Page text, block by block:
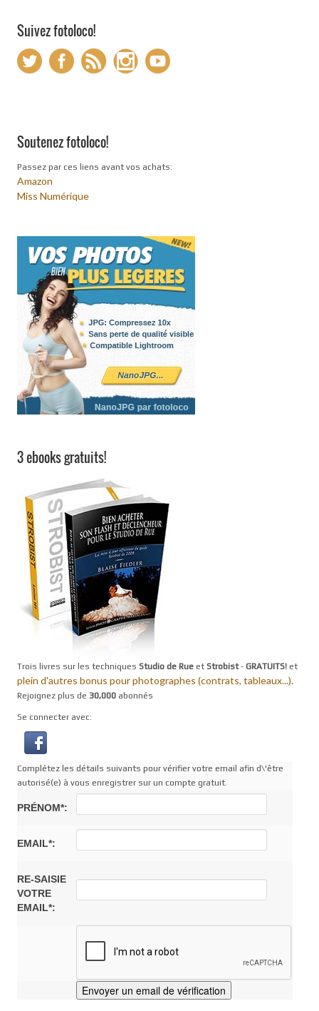
Suivez fotoloco!
Soutenez fotoloco!
Passez par ces liens avant vos achats:
Amazon
Miss Numérique
3 ebooks gratuits!
Trois livres sur les techniques Studio de Rue et Strobist- GRATUITS! et
plein d'autres bonus pour photographes (contrats, tableaux...).
Rejoignez plus de 30,000 abonnés
Se connecter avec:
Complétez les détails suivants pour vérifier votre email afin d\'être
autorisé(e) à vous enregistrer sur un compte gratuit.
PRÉNOM*:
EMAIL*:
RE-SAISIE
VOTRE
EMAIL*: